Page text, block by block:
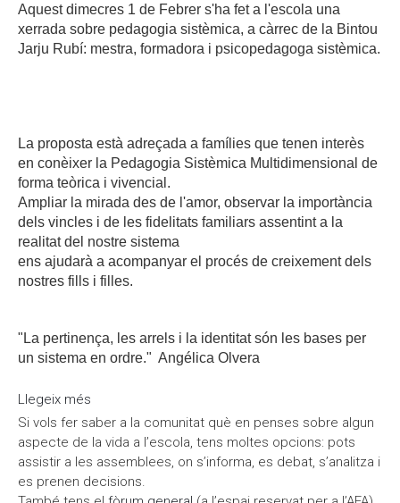
Aquest dimecres 1 de Febrer s'ha fet a l'escola una
xerrada sobre pedagogia sistèmica, a càrrec de la Bintou
Jarju Rubí: mestra, formadora i psicopedagoga sistèmica.
La proposta està adreçada a famílies que tenen interès
en conèixer la Pedagogia Sistèmica Multidimensional de
forma teòrica i vivencial.
Ampliar la mirada des de l'amor, observar la importància
dels vincles i de les fidelitats familiars assentint a la
realitat del nostre sistema
ens ajudarà a acompanyar el procés de creixement dels
nostres fills i filles.
"La pertinença, les arrels i la identitat són les bases per
un sistema en ordre." Angélica Olvera
Llegeix més
multidimensional
Si vols fer saber a la comunitat què en penses sobre algun
aspecte de la vida a l’escola, tens moltes opcions: pots
assistir a les assemblees, on s’informa, es debat, s’analitza i
es prenen decisions.